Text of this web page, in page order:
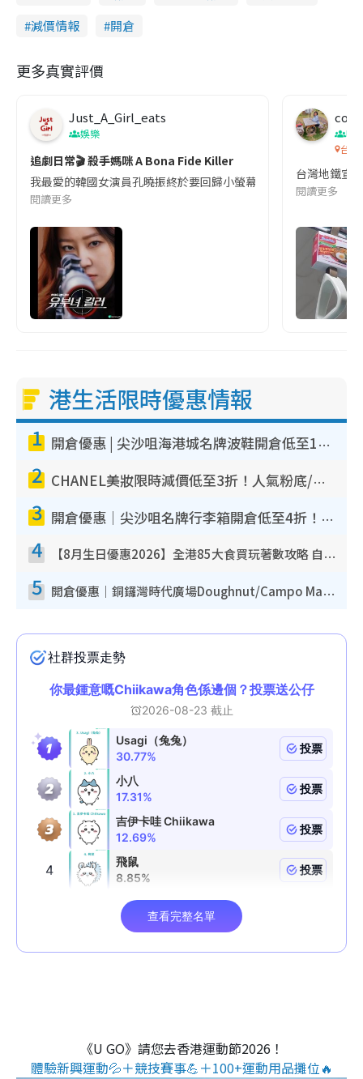
減價情報
開倉
更多真實評價
Just_A_Girl_eats
娛樂
追劇日常🎬 殺手媽咪 A Bona Fide Killer
我最愛的韓國女演員孔曉振終於要回歸小螢幕啦!這次的劇本改編
閱讀更多
co
吹
台灣
台灣地鐵宣
閱讀更多
港生活限時優惠情報
1 開倉優惠 | 尖沙咀海港城名牌波鞋開倉低至1折！On鞋$899起／Joy&Peace鞋履$98起
2 CHANEL美妝限時減價低至3折！人氣粉底/唇膏/精華液低至$275！COCO香水都有平
3 開倉優惠｜尖沙咀名牌行李箱開倉低至4折！一連5日 American Tourister/ace./Hallmark $200起！
4 【8月生日優惠2026】全港85大食買玩著數攻略 自助餐/火鍋放題同行免費＋誠品/DONKI送現金券
5 開倉優惠｜銅鑼灣時代廣場Doughnut/Campo Marzio開倉低至1折！背囊、書包、手袋劈價$200起
《U GO》請您去香港運動節2026！
體驗新興運動💦＋競技賽事💪＋100+運動用品攤位🔥